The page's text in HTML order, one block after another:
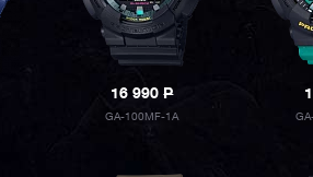
16 990P
GA-100MF-1A